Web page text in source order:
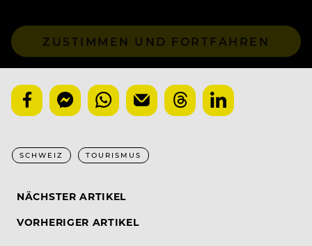
ZUSTIMMEN UND FORTFAHREN
SCHWEIZ TOURISMUS
NÄCHSTER ARTIKEL
VORHERIGER ARTIKEL